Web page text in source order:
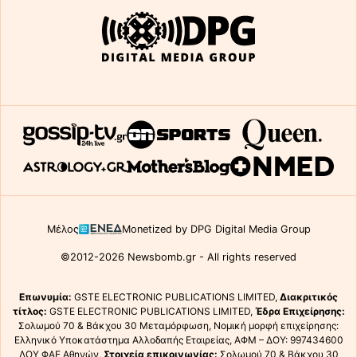
Μέλος Monetized by DPG Digital Media Group
©2012-2026 Newsbomb.gr - All rights reserved
Επωνυμία: GSTE ELECTRONIC PUBLICATIONS LIMITED, Διακριτικός
τίτλος: GSTE ELECTRONIC PUBLICATIONS LIMITED, Έδρα Επιχείρησης:
Σολωμού 70 & Βάκχου 30 Μεταμόρφωση, Νομική μορφή επιχείρησης:
Ελληνικό Υποκατάστημα Αλλοδαπής Εταιρείας, ΑΦΜ – ΔΟΥ: 997434600
ΔΟΥ ΦΑΕ Αθηνών, Στοιχεία επικοινωνίας: Σολωμού 70 & Βάκχου 30